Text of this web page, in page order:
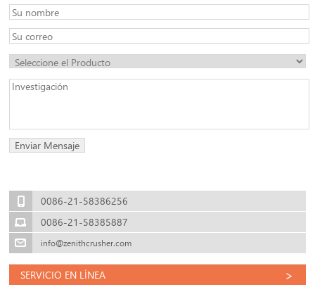
0086-21-58386256
0086-21-58385887
info@zenithcrusher.com
SERVICIO EN LÍNEA >